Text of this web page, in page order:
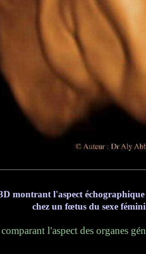
montrant l'aspect
chez un fœtus du sexe
l'aspect des organes